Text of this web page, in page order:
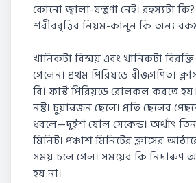
কোনো জ্বালা-যন্ত্ৰণা নেই। রহস্যটা
শরীরবৃত্তির নিয়ম-কানুন কি অন্য
খানিকটা বিস্ময় এবং খানিকটা
গেলেন। প্রথম পিরিয়ডে বীজগণিত।
বি। ফার্স্ট পিরিয়ডে রোলকল করতে
নষ্ট। চুয়ান্নজন ছেলে। প্ৰতি ছেলের
ধরলে—দুইশ ষােল সেকেন্ড। অর্থাৎ
মিনিট। পঞ্চাশ মিনিটের ক্লাসের
সময় চলে গেল। সময়ের কি নিদাৰুণ
হয় না।